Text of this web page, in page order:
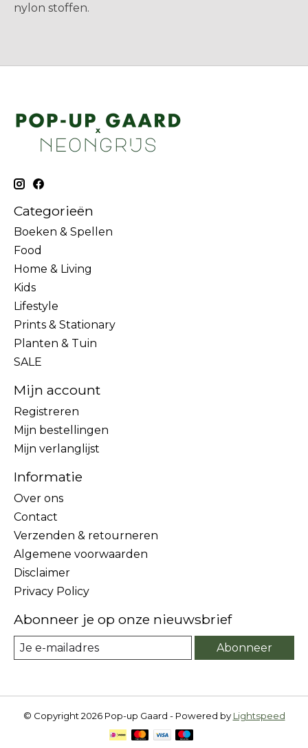
nylon stoffen.
Categorieën
Boeken & Spellen
Food
Home & Living
Kids
Lifestyle
Prints & Stationary
Planten & Tuin
SALE
Mijn account
Registreren
Mijn bestellingen
Mijn verlanglijst
Informatie
Over ons
Contact
Verzenden & retourneren
Algemene voorwaarden
Disclaimer
Privacy Policy
Abonneer je op onze nieuwsbrief
Abonneer
© Copyright 2026 Pop-up Gaard - Powered by Lightspeed